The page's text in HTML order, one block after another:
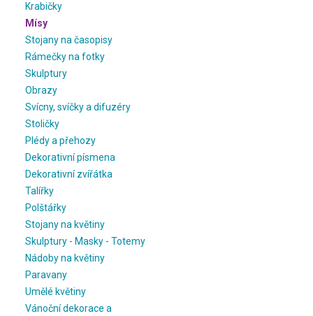
Krabičky
Mísy
Stojany na časopisy
Rámečky na fotky
Skulptury
Obrazy
Svícny, svíčky a difuzéry
Stoličky
Plédy a přehozy
Dekorativní písmena
Dekorativní zvířátka
Talířky
Polštářky
Stojany na květiny
Skulptury - Masky - Totemy
Nádoby na květiny
Paravany
Umělé květiny
Vánoční dekorace a